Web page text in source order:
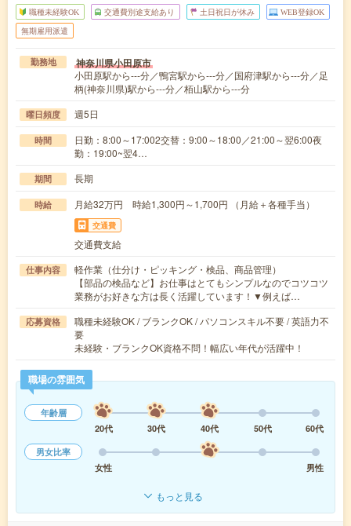
職種未経験OK 交通費別途支給あり 土日祝日が休み WEB登録OK
無期雇用派遣
勤務地 神奈川県小田原市
小田原駅から---分／鴨宮駅から---分／国府津駅から---分／足
柄(神奈川県)駅から---分／栢山駅から---分
曜日頻度 週5日
時間
日勤：8:00～17:002交替：9:00～18:00／21:00～翌6:00夜
勤：19:00~翌4…
期間 長期
時給 月給32万円 時給1,300円～1,700円 （月給＋各種手当）
交通費
交通費支給
仕事内容
軽作業（仕分け・ピッキング・検品、商品管理）
【部品の検品など】お仕事はとてもシンプルなのでコツコツ
業務がお好きな方は長く活躍しています！▼例えば…
応募資格
職種未経験OK / ブランクOK / パソコンスキル不要 / 英語力不
要
未経験・ブランクOK資格不問！幅広い年代が活躍中！
職場の雰囲気
年齢層
20代
30代 40代 50代
60代
男女比率
女性
男性
もっと見る